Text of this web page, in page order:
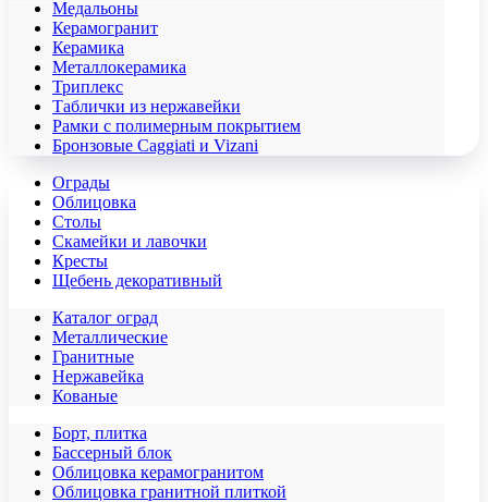
Медальоны
Керамогранит
Керамика
Металлокерамика
Триплекс
Таблички из нержавейки
Рамки с полимерным покрытием
Бронзовые Caggiati и Vizani
Ограды
Облицовка
Столы
Скамейки и лавочки
Кресты
Щебень декоративный
Каталог оград
Металлические
Гранитные
Нержавейка
Кованые
Борт, плитка
Бассерный блок
Облицовка керамогранитом
Облицовка гранитной плиткой